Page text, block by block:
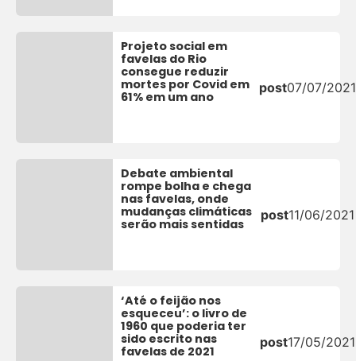
Projeto social em
favelas do Rio
consegue reduzir
mortes por Covid em
61% em um ano
post07/07/2021
Debate ambiental
rompe bolha e chega
nas favelas, onde
mudanças climáticas
serão mais sentidas
post11/06/2021
‘Até o feijão nos
esqueceu’: o livro de
1960 que poderia ter
sido escrito nas
favelas de 2021
post17/05/2021